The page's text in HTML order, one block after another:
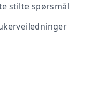
stilte spørsmål